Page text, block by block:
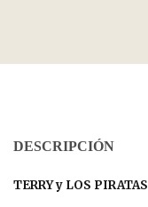
DESCRIPCIÓN
TERRY y LOS